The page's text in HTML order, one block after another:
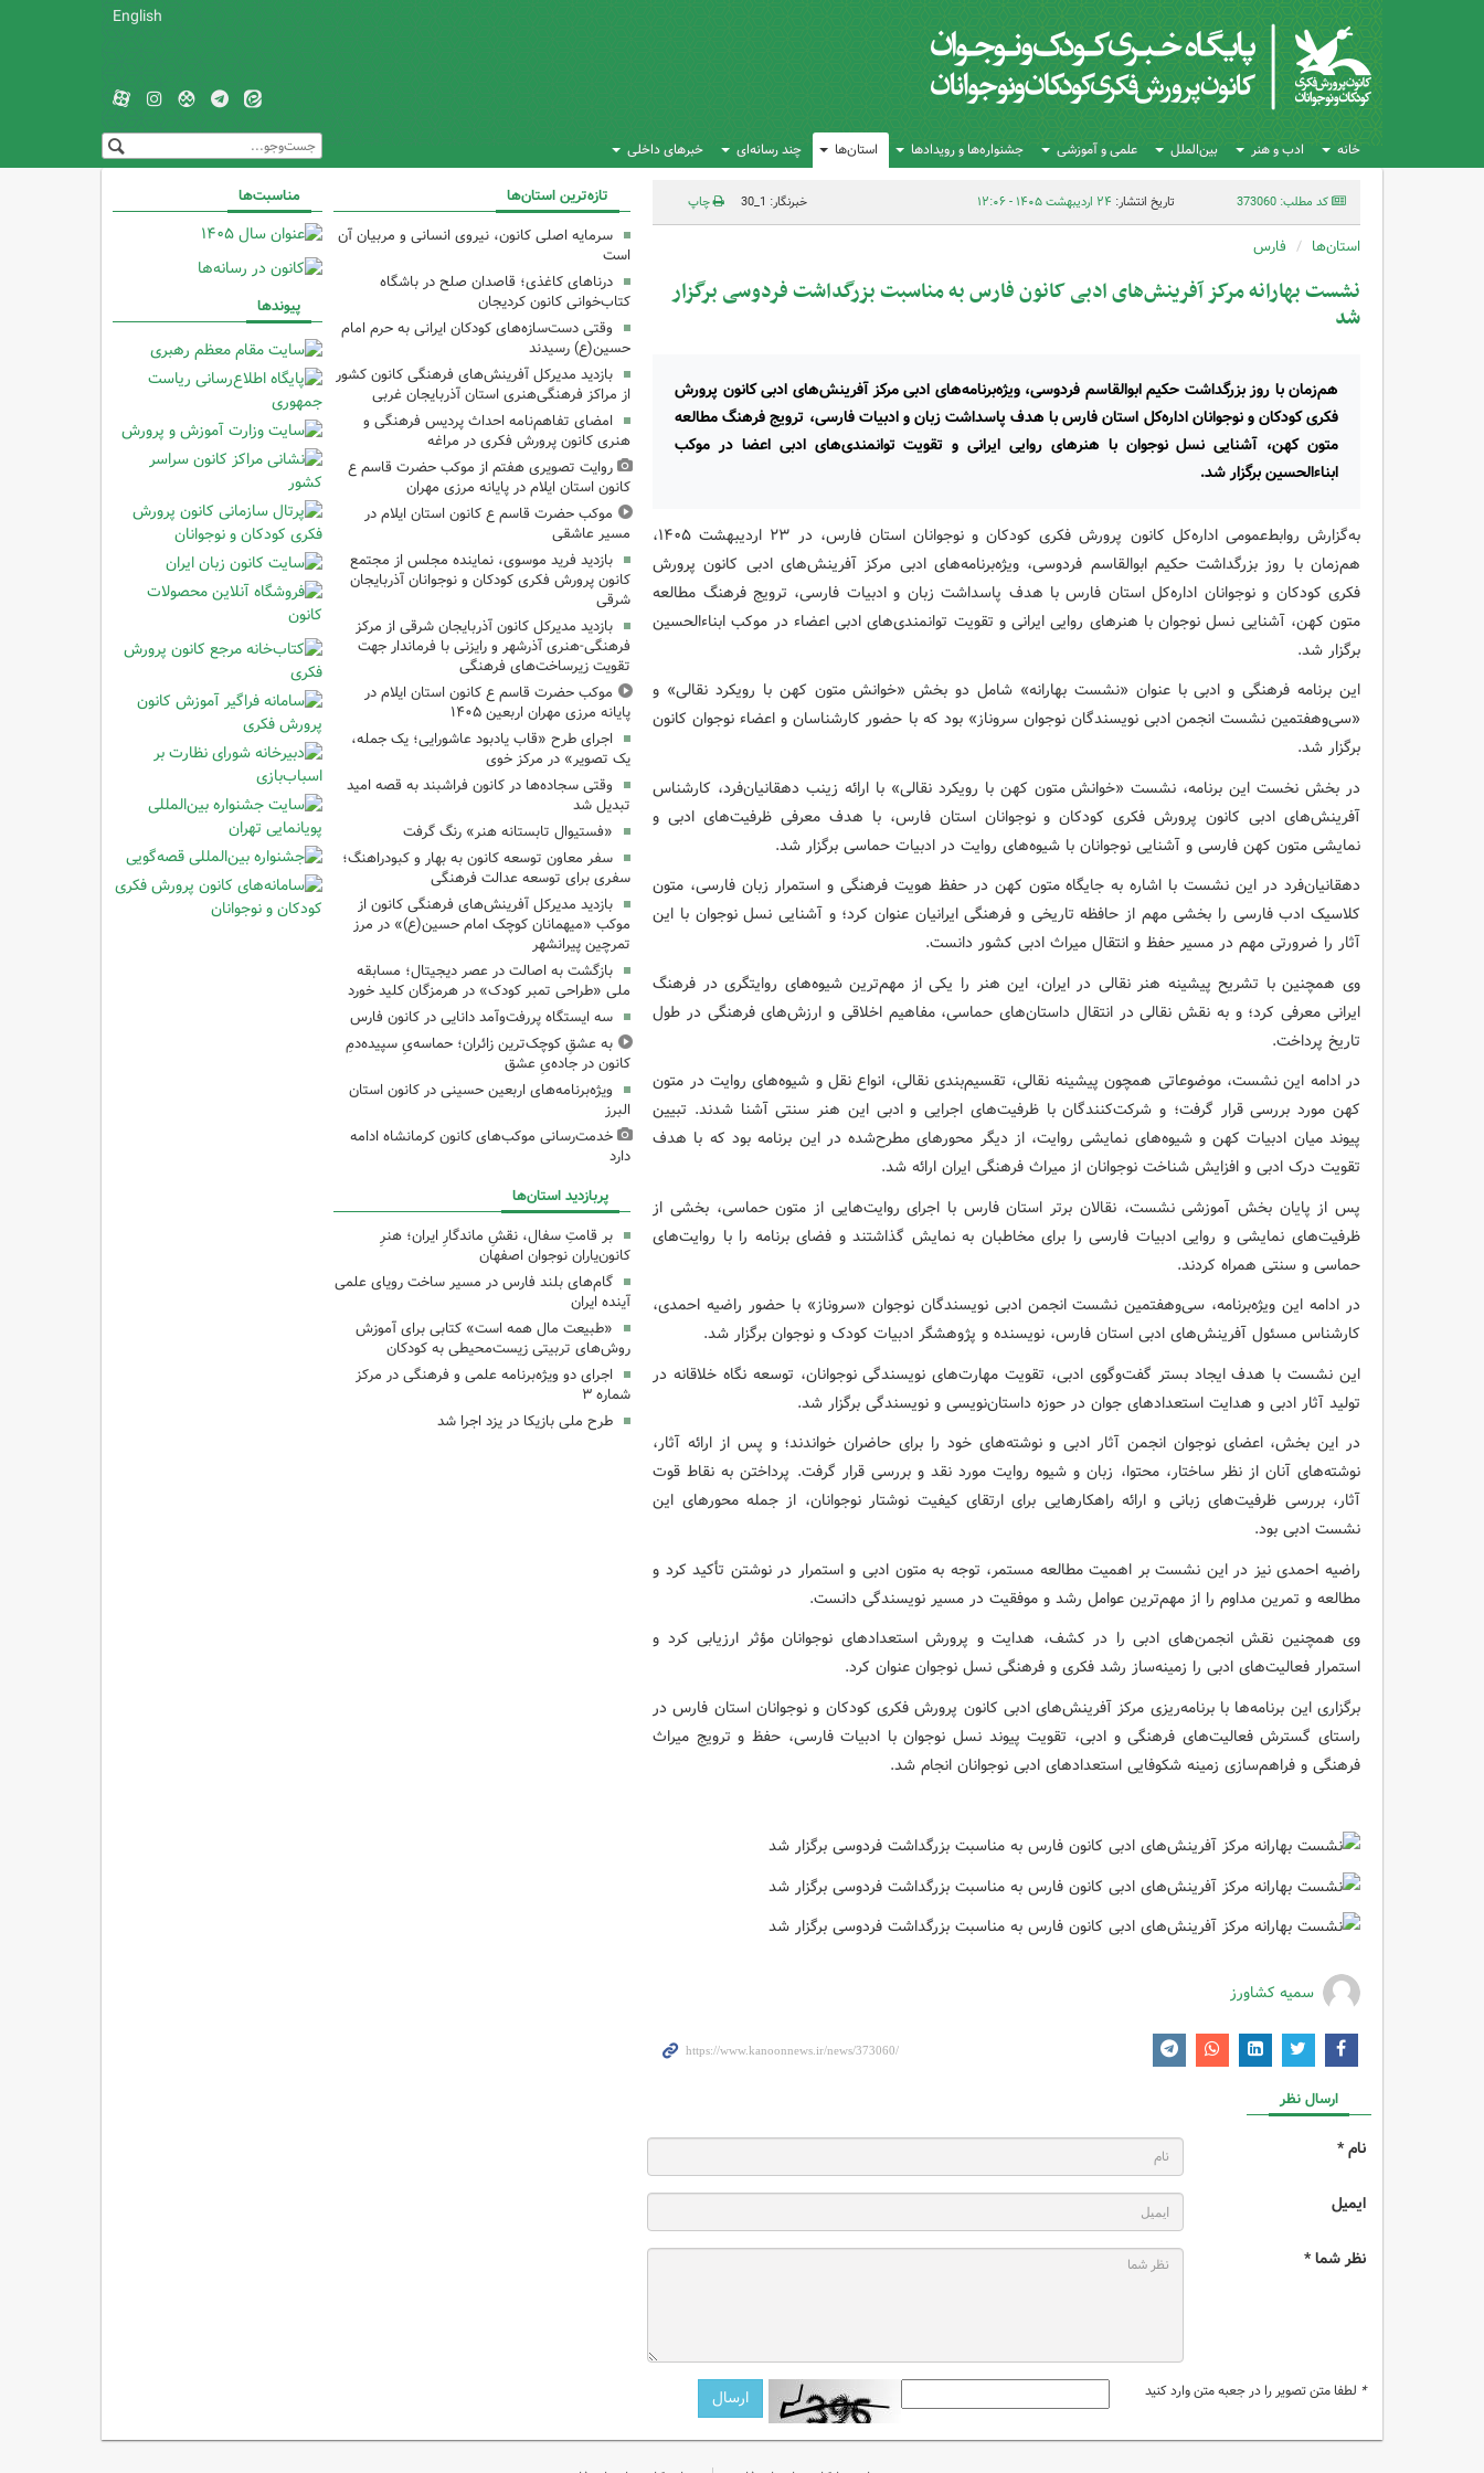
English
خانه ادب و هنر بین‌الملل علمی و آموزشی جشنواره‌ها و رویدادها استان‌ها چند رسانه‌ای خبرهای داخلی
کد مطلب: 373060 تاریخ انتشار: ۲۴ اردیبهشت ۱۴۰۵ - ۱۲:۰۶ خبرنگار: 1_30 چاپ
استان‌ها فارس
نشست بهارانه مرکز آفرینش‌های ادبی کانون فارس به مناسبت بزرگداشت فردوسی برگزار
شد
هم‌زمان با روز بزرگداشت حکیم ابوالقاسم فردوسی، ویژه‌برنامه‌های ادبی مرکز آفرینش‌های ادبی کانون پرورش
فکری کودکان و نوجوانان اداره‌کل استان فارس با هدف پاسداشت زبان و ادبیات فارسی، ترویج فرهنگ مطالعه
متون کهن، آشنایی نسل نوجوان با هنرهای روایی ایرانی و تقویت توانمندی‌های ادبی اعضا در موکب
ابناءالحسین برگزار شد.
به‌گزارش روابط‌عمومی اداره‌کل کانون پرورش فکری کودکان و نوجوانان استان فارس، در ۲۳ اردیبهشت ۱۴۰۵،
هم‌زمان با روز بزرگداشت حکیم ابوالقاسم فردوسی، ویژه‌برنامه‌های ادبی مرکز آفرینش‌های ادبی کانون پرورش
فکری کودکان و نوجوانان اداره‌کل استان فارس با هدف پاسداشت زبان و ادبیات فارسی، ترویج فرهنگ مطالعه
متون کهن، آشنایی نسل نوجوان با هنرهای روایی ایرانی و تقویت توانمندی‌های ادبی اعضاء در موکب ابناءالحسین
برگزار شد.
این برنامه فرهنگی و ادبی با عنوان «نشست بهارانه» شامل دو بخش «خوانش متون کهن با رویکرد نقالی» و
«سی‌وهفتمین نشست انجمن ادبی نویسندگان نوجوان سروناز» بود که با حضور کارشناسان و اعضاء نوجوان کانون
برگزار شد.
در بخش نخست این برنامه، نشست «خوانش متون کهن با رویکرد نقالی» با ارائه زینب دهقانیان‌فرد، کارشناس
آفرینش‌های ادبی کانون پرورش فکری کودکان و نوجوانان استان فارس، با هدف معرفی ظرفیت‌های ادبی و
نمایشی متون کهن فارسی و آشنایی نوجوانان با شیوه‌های روایت در ادبیات حماسی برگزار شد.
دهقانیان‌فرد در این نشست با اشاره به جایگاه متون کهن در حفظ هویت فرهنگی و استمرار زبان فارسی، متون
کلاسیک ادب فارسی را بخشی مهم از حافظه تاریخی و فرهنگی ایرانیان عنوان کرد؛ و آشنایی نسل نوجوان با این
آثار را ضرورتی مهم در مسیر حفظ و انتقال میراث ادبی کشور دانست.
وی همچنین با تشریح پیشینه هنر نقالی در ایران، این هنر را یکی از مهم‌ترین شیوه‌های روایتگری در فرهنگ
ایرانی معرفی کرد؛ و به نقش نقالی در انتقال داستان‌های حماسی، مفاهیم اخلاقی و ارزش‌های فرهنگی در طول
تاریخ پرداخت.
در ادامه این نشست، موضوعاتی همچون پیشینه نقالی، تقسیم‌بندی نقالی، انواع نقل و شیوه‌های روایت در متون
کهن مورد بررسی قرار گرفت؛ و شرکت‌کنندگان با ظرفیت‌های اجرایی و ادبی این هنر سنتی آشنا شدند. تبیین
پیوند میان ادبیات کهن و شیوه‌های نمایشی روایت، از دیگر محورهای مطرح‌شده در این برنامه بود که با هدف
تقویت درک ادبی و افزایش شناخت نوجوانان از میراث فرهنگی ایران ارائه شد.
پس از پایان بخش آموزشی نشست، نقالان برتر استان فارس با اجرای روایت‌هایی از متون حماسی، بخشی از
ظرفیت‌های نمایشی و روایی ادبیات فارسی را برای مخاطبان به نمایش گذاشتند و فضای برنامه را با روایت‌های
حماسی و سنتی همراه کردند.
در ادامه این ویژه‌برنامه، سی‌وهفتمین نشست انجمن ادبی نویسندگان نوجوان «سروناز» با حضور راضیه احمدی،
کارشناس مسئول آفرینش‌های ادبی استان فارس، نویسنده و پژوهشگر ادبیات کودک و نوجوان برگزار شد.
این نشست با هدف ایجاد بستر گفت‌وگوی ادبی، تقویت مهارت‌های نویسندگی نوجوانان، توسعه نگاه خلاقانه در
تولید آثار ادبی و هدایت استعدادهای جوان در حوزه داستان‌نویسی و نویسندگی برگزار شد.
در این بخش، اعضای نوجوان انجمن آثار ادبی و نوشته‌های خود را برای حاضران خواندند؛ و پس از ارائه آثار،
نوشته‌های آنان از نظر ساختار، محتوا، زبان و شیوه روایت مورد نقد و بررسی قرار گرفت. پرداختن به نقاط قوت
آثار، بررسی ظرفیت‌های زبانی و ارائه راهکارهایی برای ارتقای کیفیت نوشتار نوجوانان، از جمله محورهای این
نشست ادبی بود.
راضیه احمدی نیز در این نشست بر اهمیت مطالعه مستمر، توجه به متون ادبی و استمرار در نوشتن تأکید کرد و
مطالعه و تمرین مداوم را از مهم‌ترین عوامل رشد و موفقیت در مسیر نویسندگی دانست.
وی همچنین نقش انجمن‌های ادبی را در کشف، هدایت و پرورش استعدادهای نوجوانان مؤثر ارزیابی کرد و
استمرار فعالیت‌های ادبی را زمینه‌ساز رشد فکری و فرهنگی نسل نوجوان عنوان کرد.
برگزاری این برنامه‌ها با برنامه‌ریزی مرکز آفرینش‌های ادبی کانون پرورش فکری کودکان و نوجوانان استان فارس در
راستای گسترش فعالیت‌های فرهنگی و ادبی، تقویت پیوند نسل نوجوان با ادبیات فارسی، حفظ و ترویج میراث
فرهنگی و فراهم‌سازی زمینه شکوفایی استعدادهای ادبی نوجوانان انجام شد.
سمیه کشاورز
ارسال نظر
نام *
ایمیل
نظر شما *
* لطفا متن تصویر را در جعبه متن وارد کنید
تازه‌ترین استان‌ها
سرمایه اصلی کانون، نیروی انسانی و مربیان آن
است
درناهای کاغذی؛ قاصدان صلح در باشگاه
کتاب‌خوانی کانون کردیجان
وقتی دست‌سازه‌های کودکان ایرانی به حرم امام
حسین(ع) رسیدند
بازدید مدیرکل آفرینش‌های فرهنگی کانون کشور
از مراکز فرهنگی‌هنری استان آذربایجان غربی
امضای تفاهم‌نامه احداث پردیس فرهنگی و
هنری کانون پرورش فکری در مراغه
روایت تصویری هفتم از موکب حضرت قاسم ع
کانون استان ایلام در پایانه مرزی مهران
موکب حضرت قاسم ع کانون استان ایلام در
مسیر عاشقی
بازدید فرید موسوی، نماینده مجلس از مجتمع
کانون پرورش فکری کودکان و نوجوانان آذربایجان
شرقی
بازدید مدیرکل کانون آذربایجان شرقی از مرکز
فرهنگی‌-هنری آذرشهر و رایزنی با فرماندار جهت
تقویت زیرساخت‌های فرهنگی
موکب حضرت قاسم ع کانون استان ایلام در
پایانه مرزی مهران اربعین ۱۴۰۵
اجرای طرح «قاب یادبود عاشورایی؛ یک جمله،
یک تصویر» در مرکز خوی
وقتی سجاده‌ها در کانون فراشبند به قصه امید
تبدیل شد
«فستیوال تابستانه هنر» رنگ گرفت
سفر معاون توسعه کانون به بهار و کبودراهنگ؛
سفری برای توسعه عدالت فرهنگی
بازدید مدیرکل آفرینش‌های فرهنگی کانون از
موکب «میهمانان کوچک امام حسین(ع)» در مرز
تمرچین پیرانشهر
بازگشت به اصالت در عصر دیجیتال؛ مسابقه
ملی «طراحی تمبر کودک» در هرمزگان کلید خورد
سه ایستگاه پررفت‌وآمد دانایی در کانون فارس
به عشقِ کوچک‌ترین زائران؛ حماسه‌یِ سپیده‌دمِ
کانون در جاده‌یِ عشق
ویژه‌برنامه‌های اربعین حسینی در کانون استان
البرز
خدمت‌رسانی موکب‌های کانون کرمانشاه ادامه
دارد
پربازدید استان‌ها
بر قامتِ سفال، نقشِ ماندگارِ ایران؛ هنرِ
کانون‌یاران نوجوان اصفهان
گام‌های بلند فارس در مسیر ساخت رویای علمی
آینده ایران
«طبیعت مال همه است» کتابی برای آموزش
روش‌های تربیتی زیست‌محیطی به کودکان
اجرای دو ویژه‌برنامه علمی و فرهنگی در مرکز
شماره ۳
طرح ملی بازیکا در یزد اجرا شد
مناسبت‌ها
پیوندها